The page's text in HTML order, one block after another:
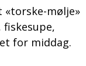
mølje»
for middag.